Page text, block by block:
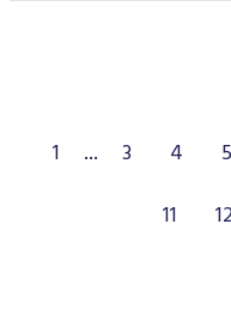
1 ... 3 4 5
11